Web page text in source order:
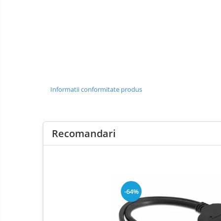
Informatii conformitate produs
Recomandari
-64%